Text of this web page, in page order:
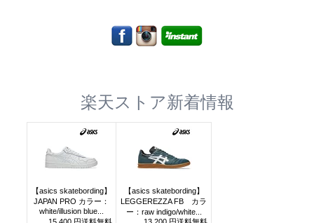
楽天ストア新着情報